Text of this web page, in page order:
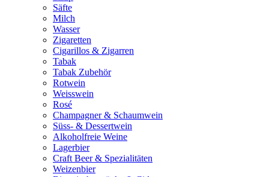
Säfte
Milch
Wasser
Zigaretten
Cigarillos & Zigarren
Tabak
Tabak Zubehör
Rotwein
Weisswein
Rosé
Champagner & Schaumwein
Süss- & Dessertwein
Alkoholfreie Weine
Lagerbier
Craft Beer & Spezialitäten
Weizenbier